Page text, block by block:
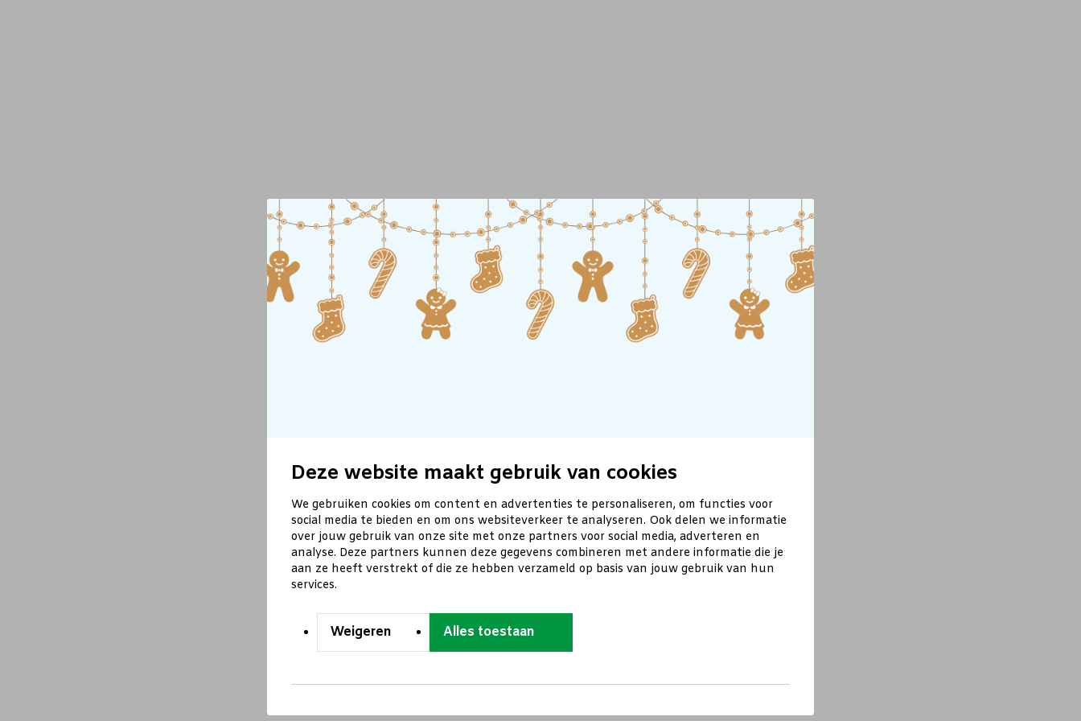
Deze website maakt gebruik van cookies
We gebruiken cookies om content en advertenties te personaliseren, om functies voor
social media te bieden en om ons websiteverkeer te analyseren. Ook delen we informatie
over jouw gebruik van onze site met onze partners voor social media, adverteren en
analyse. Deze partners kunnen deze gegevens combineren met andere informatie die je
aan ze heeft verstrekt of die ze hebben verzameld op basis van jouw gebruik van hun
services.
Weigeren Alles toestaan